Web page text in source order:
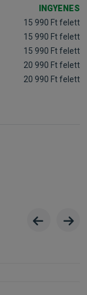
INGYENES
15 990 Ft felett
15 990 Ft felett
15 990 Ft felett
20 990 Ft felett
20 990 Ft felett